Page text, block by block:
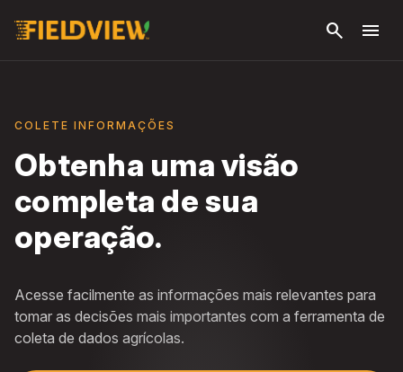
search menu
COLETE INFORMAÇÕES
Obtenha uma visão
completa de sua
operação.
Acesse facilmente as informações mais relevantes para
tomar as decisões mais importantes com a ferramenta de
coleta de dados agrícolas.